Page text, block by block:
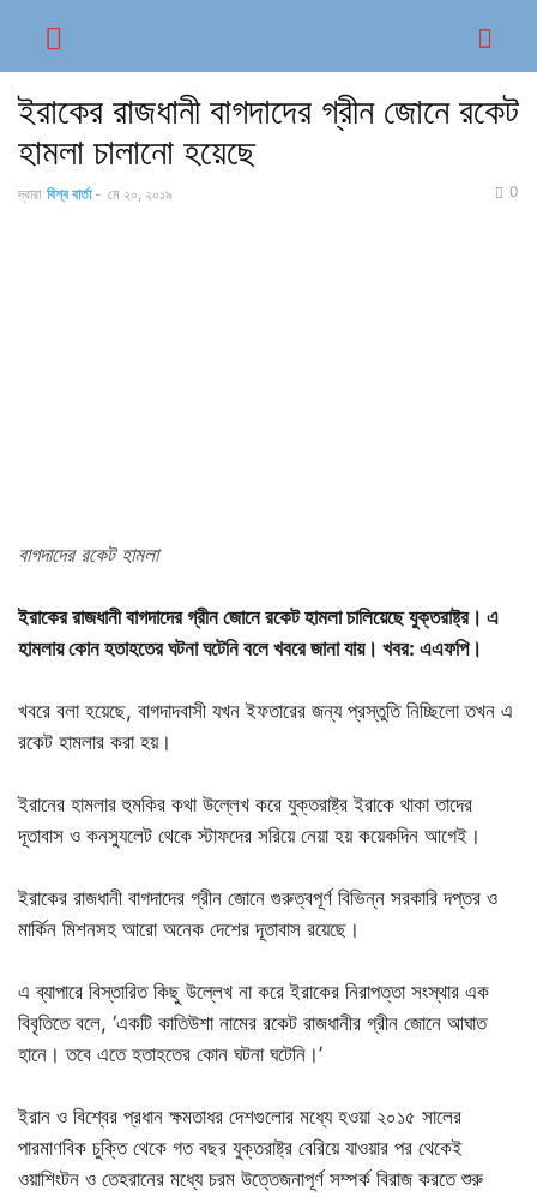
ইরাকের রাজধানী বাগদাদের গ্রীন জোনে রকেট
হামলা চালানো হয়েছে
দ্বারা বিশ্ব বার্তা - মে ২০, ২০১৯ 0
বাগদাদের রকেট হামলা
ইরাকের রাজধানী বাগদাদের গ্রীন জোনে রকেট হামলা চালিয়েছে যুক্তরাষ্ট্র। এ
হামলায় কোন হতাহতের ঘটনা ঘটেনি বলে খবরে জানা যায়। খবর: এএফপি।
খবরে বলা হয়েছে, বাগদাদবাসী যখন ইফতারের জন্য প্রস্তুতি নিচ্ছিলো তখন এ
রকেট হামলার করা হয়।
ইরানের হামলার হুমকির কথা উল্লেখ করে যুক্তরাষ্ট্র ইরাকে থাকা তাদের
দূতাবাস ও কনস্যুলেট থেকে স্টাফদের সরিয়ে নেয়া হয় কয়েকদিন আগেই।
ইরাকের রাজধানী বাগদাদের গ্রীন জোনে গুরুত্বপূর্ণ বিভিন্ন সরকারি দপ্তর ও
মার্কিন মিশনসহ আরো অনেক দেশের দূতাবাস রয়েছে।
এ ব্যাপারে বিস্তারিত কিছু উল্লেখ না করে ইরাকের নিরাপত্তা সংস্থার এক
বিবৃতিতে বলে, ‘একটি কাতিউশা নামের রকেট রাজধানীর গ্রীন জোনে আঘাত
হানে। তবে এতে হতাহতের কোন ঘটনা ঘটেনি।’
ইরান ও বিশ্বের প্রধান ক্ষমতাধর দেশগুলোর মধ্যে হওয়া ২০১৫ সালের
পারমাণবিক চুক্তি থেকে গত বছর যুক্তরাষ্ট্র বেরিয়ে যাওয়ার পর থেকেই
ওয়াশিংটন ও তেহরানের মধ্যে চরম উত্তেজনাপূর্ণ সম্পর্ক বিরাজ করতে শুরু